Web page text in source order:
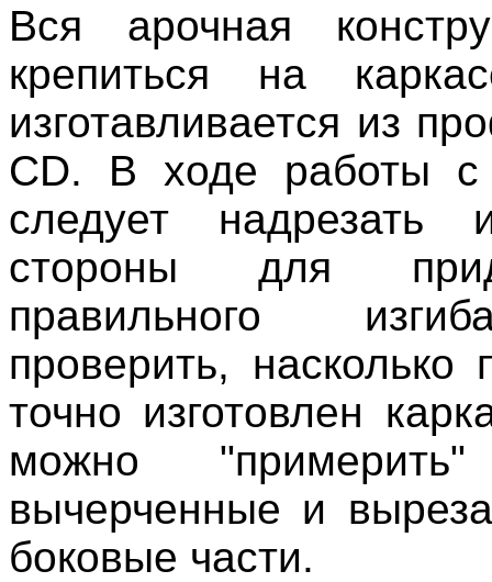
Вся арочная
крепиться на
изготавливается из
CD. В ходе работы
следует надрезать
стороны для
правильного
проверить, насколько
точно изготовлен
можно
вычерченные и
боковые части.